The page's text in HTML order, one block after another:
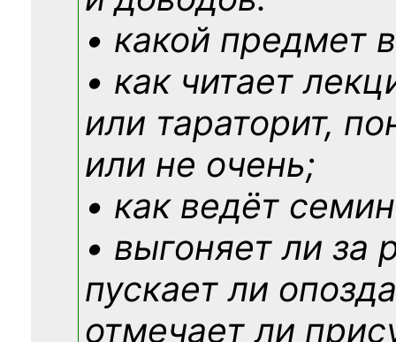
• какой предмет
• как читает
или тараторит,
или не очень;
• как ведёт
• выгоняет ли за
пускает ли
отмечает ли